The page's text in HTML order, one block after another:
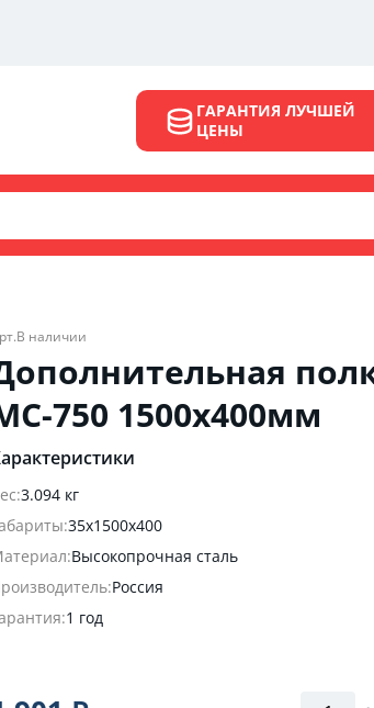
ГАРАНТИЯ ЛУЧШЕЙ
ЦЕНЫ
В наличии
750 1500х400мм
3.094 кг
35х1500х400
Высокопрочная сталь
Россия
1 год